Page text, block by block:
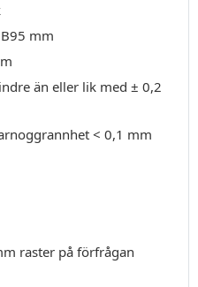
mm
än eller lik med ± 0,2
< 0,1 mm
raster på förfrågan